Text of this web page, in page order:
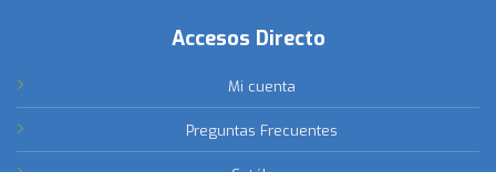
Accesos Directo
Mi cuenta
Preguntas Frecuentes